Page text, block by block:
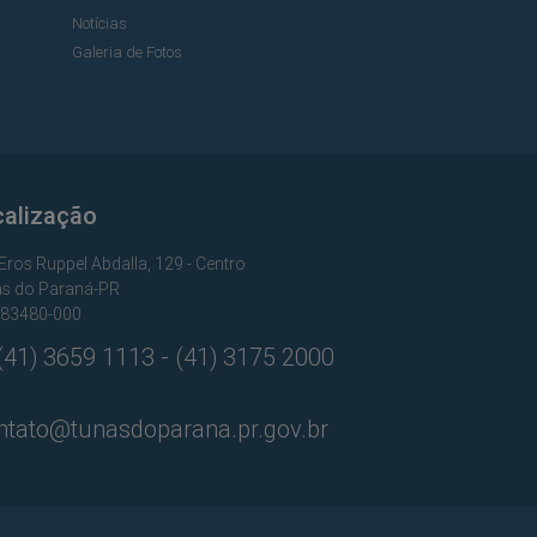
Notícias
Galeria de Fotos
Ruppel Abdalla, 129 - Centro
do Paraná-PR
000
3659 1113 - (41) 3175 2000